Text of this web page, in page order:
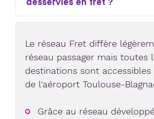
Le réseau Fret diffère
réseau passager mais toutes
destinations sont
de l'aéroport Toulouse-
Grâce au réseau développé